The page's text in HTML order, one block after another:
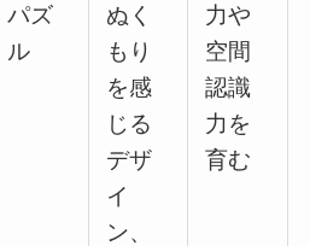
パズ
ル
ぬく
もり
を感
じる
デザ
イ
ン、
力や
空間
認識
力を
育む